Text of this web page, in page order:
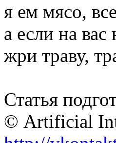
я ем мясо,
а если на
жри траву,
Статья
© Artificial